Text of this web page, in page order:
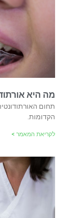
מה היא
תחום
הקדומות.
לקריאת המאמר >